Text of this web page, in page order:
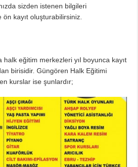
sizden istenen bilgileri
kayıt oluşturabilirsiniz.
halk eğitim merkezleri yıl boyunca kayıt
birisidir. Güngören Halk Eğitimi
kurslar ise şunlardır;